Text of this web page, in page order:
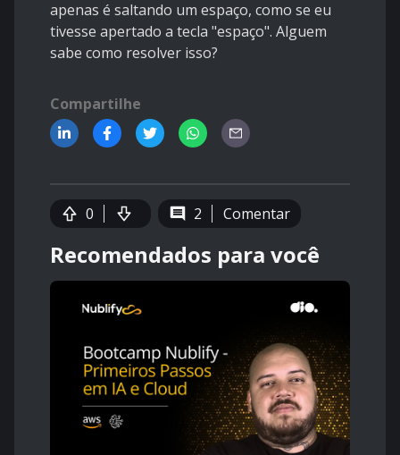
apenas é saltando um espaço, como se eu
tivesse apertado a tecla "espaço". Alguem
sabe como resolver isso?
Compartilhe
0 2 Comentar
Recomendados para você